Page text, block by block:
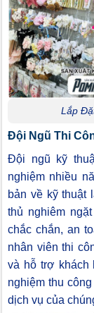
Lắp
Đội Ngũ Thi
Đội ngũ kỹ
nghiệm nhiều
bản về kỹ thuật
thủ nghiêm
chắc chắn, an
nhân viên thi
và hỗ trợ khách
nghiệm thu
dịch vụ của